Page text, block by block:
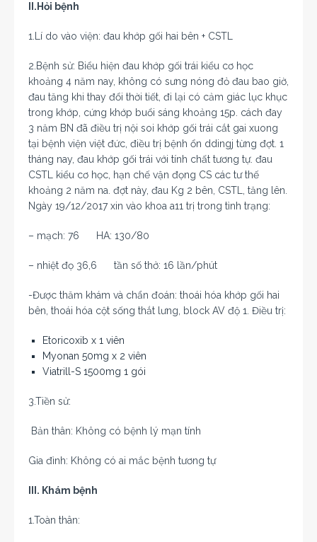
II.Hỏi bệnh
1.Lí do vào viện: đau khớp gối hai bên + CSTL
2.Bệnh sử: Biểu hiện đau khớp gối trái kiểu cơ học
khoảng 4 năm nay, không có sưng nóng đỏ đau bao giờ,
đau tăng khi thay đổi thời tiết, đi lại có cảm giác lục khục
trong khớp, cứng khớp buổi sáng khoảng 15p. cách đay
3 năm BN đã điều trị nội soi khớp gối trái cắt gai xuong
tại bệnh viện việt đức, điều trị bệnh ổn ddingj từng đợt. 1
tháng nay, đau khớp gối trái với tính chất tương tự. đau
CSTL kiểu cơ học, hạn chế vận đọng CS các tư thế
khoảng 2 năm na. đợt này, đau Kg 2 bên, CSTL, tăng lên.
Ngày 19/12/2017 xin vào khoa a11 trị trong tình trạng:
– mạch: 76 HA: 130/80
– nhiệt đọ 36,6 tần số thở: 16 lần/phút
-Được thăm khám và chẩn đoán: thoái hóa khớp gối hai
bên, thoái hóa cột sống thắt lưng, block AV độ 1. Điều trị:
Etoricoxib x 1 viên
Myonan 50mg x 2 viên
Viatrill-S 1500mg 1 gói
3.Tiền sử:
Bản thân: Không có bệnh lý mạn tính
Gia đình: Không có ai mắc bệnh tương tự
III. Khám bệnh
1.Toàn thân: